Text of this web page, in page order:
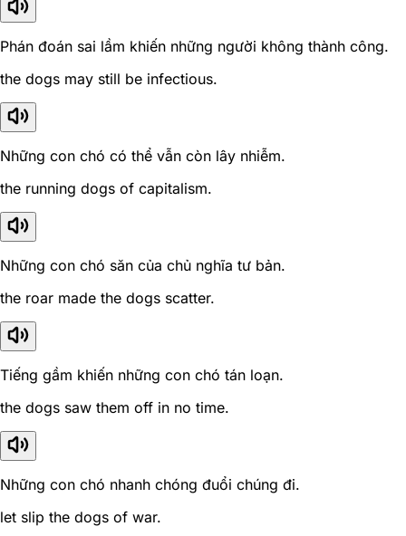
Phán đoán sai lầm khiến những người không thành công.
the dogs may still be infectious.
Những con chó có thể vẫn còn lây nhiễm.
the running dogs of capitalism.
Những con chó săn của chủ nghĩa tư bản.
the roar made the dogs scatter.
Tiếng gầm khiến những con chó tán loạn.
the dogs saw them off in no time.
Những con chó nhanh chóng đuổi chúng đi.
let slip the dogs of war.